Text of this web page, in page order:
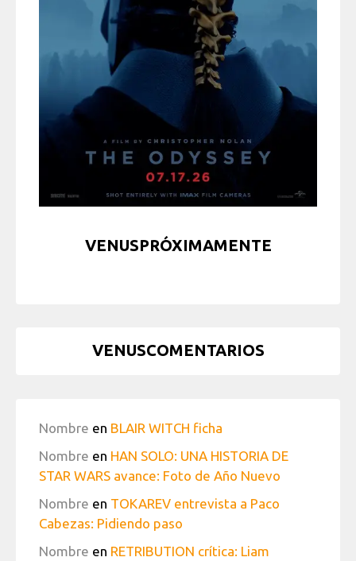
VENUSPRÓXIMAMENTE
VENUSCOMENTARIOS
Nombre en BLAIR WITCH ficha
Nombre en HAN SOLO: UNA HISTORIA DE
STAR WARS avance: Foto de Año Nuevo
Nombre en TOKAREV entrevista a Paco
Cabezas: Pidiendo paso
Nombre en RETRIBUTION crítica: Liam